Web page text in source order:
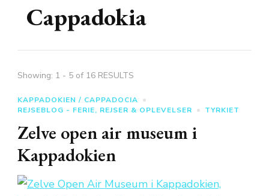
Cappadokia
Showing: 1 - 5 of 16 RESULTS
KAPPADOKIEN / CAPPADOCIA
REJSEBLOG - FERIE, REJSER & OPLEVELSER
TYRKIET
Zelve open air museum i
Kappadokien